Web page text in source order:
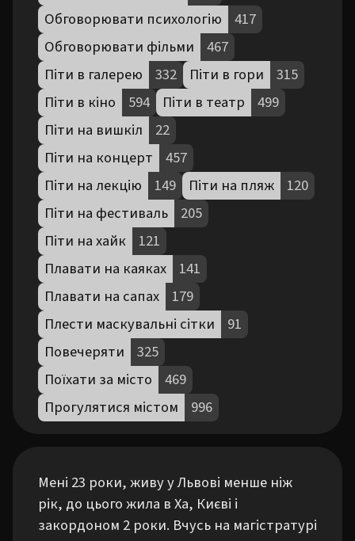
Обговорювати психологію
417
Обговорювати фільми
467
Піти в галерею
332 Піти в гори
315
Піти в кіно
594 Піти в театр
499
Піти на вишкіл
22
Піти на концерт
457
Піти на лекцію
149 Піти на пляж
120
Піти на фестиваль
205
Піти на хайк
121
Плавати на каяках
141
Плавати на сапах
179
Плести маскувальні сітки
91
Повечеряти
325
Поїхати за місто
469
Прогулятися містом
996
Мені 23 роки, живу у Львові менше ніж
рік, до цього жила в Ха, Києві і
закордоном 2 роки. Вчусь на магістратурі